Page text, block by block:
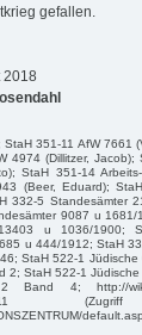
gefallen.
2018
351-11 AfW 7661
4974 (Dillitzer,
StaH 351-14
(Beer, Eduard);
332-5 Standesämter
9087 u
13403 u 1036/1900;
u 444/1912; StaH
StaH 522-1
2; StaH 522-1
4; http://wiki-